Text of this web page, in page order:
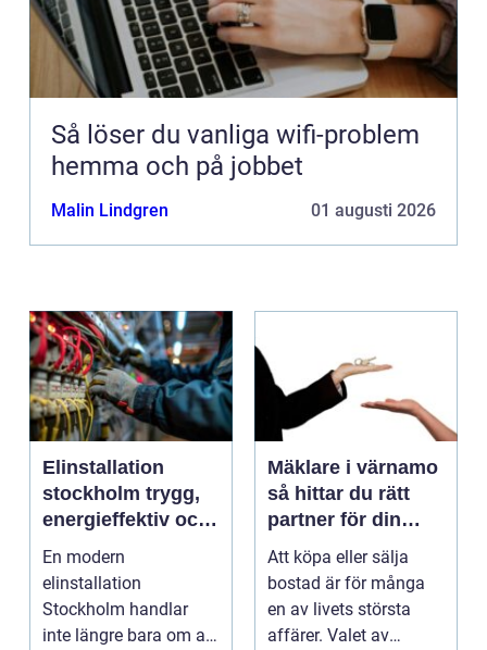
Så löser du vanliga wifi-problem
hemma och på jobbet
Malin Lindgren 01 augusti 2026
Elinstallation
stockholm trygg,
energieffektiv och
framtidssäker el i
företagslokaler
En modern
elinstallation
Stockholm handlar
inte längre bara om att
Mäklare i värnamo
så hittar du rätt
partner för din
bostadsaffär
Att köpa eller sälja
bostad är för många
en av livets största
affärer. Valet av